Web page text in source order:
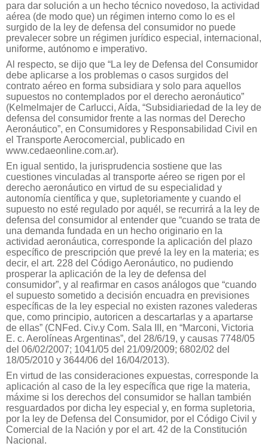
para dar solución a un hecho técnico novedoso, la actividad
aérea (de modo que) un régimen interno como lo es el
surgido de la ley de defensa del consumidor no puede
prevalecer sobre un régimen jurídico especial, internacional,
uniforme, autónomo e imperativo.
Al respecto, se dijo que “La ley de Defensa del Consumidor
debe aplicarse a los problemas o casos surgidos del
contrato aéreo en forma subsidiara y solo para aquellos
supuestos no contemplados por el derecho aeronáutico”
(Kelmelmajer de Carlucci, Aída, “Subsidiariedad de la ley de
defensa del consumidor frente a las normas del Derecho
Aeronáutico”, en Consumidores y Responsabilidad Civil en
el Transporte Aerocomercial, publicado en
www.cedaeonline.com.ar).
En igual sentido, la jurisprudencia sostiene que las
cuestiones vinculadas al transporte aéreo se rigen por el
derecho aeronáutico en virtud de su especialidad y
autonomía científica y que, supletoriamente y cuando el
supuesto no esté regulado por aquél, se recurrirá a la ley de
defensa del consumidor al entender que “cuando se trata de
una demanda fundada en un hecho originario en la
actividad aeronáutica, corresponde la aplicación del plazo
específico de prescripción que prevé la ley en la materia; es
decir, el art. 228 del Código Aeronáutico, no pudiendo
prosperar la aplicación de la ley de defensa del
consumidor”, y al reafirmar en casos análogos que “cuando
el supuesto sometido a decisión encuadra en previsiones
específicas de la ley especial no existen razones valederas
que, como principio, autoricen a descartarlas y a apartarse
de ellas” (CNFed. Civ.y Com. Sala III, en “Marconi, Victoria
E. c. Aerolíneas Argentinas”, del 28/6/19, y causas 7748/05
del 06/02/2007; 1041/05 del 21/09/2009; 6802/02 del
18/05/2010 y 3644/06 del 16/04/2013).
En virtud de las consideraciones expuestas, corresponde la
aplicación al caso de la ley específica que rige la materia,
máxime si los derechos del consumidor se hallan también
resguardados por dicha ley especial y, en forma supletoria,
por la ley de Defensa del Consumidor, por el Código Civil y
Comercial de la Nación y por el art. 42 de la Constitución
Nacional.